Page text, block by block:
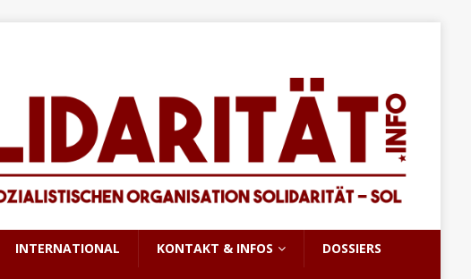
INTERNATIONAL KONTAKT & INFOS DOSSIERS